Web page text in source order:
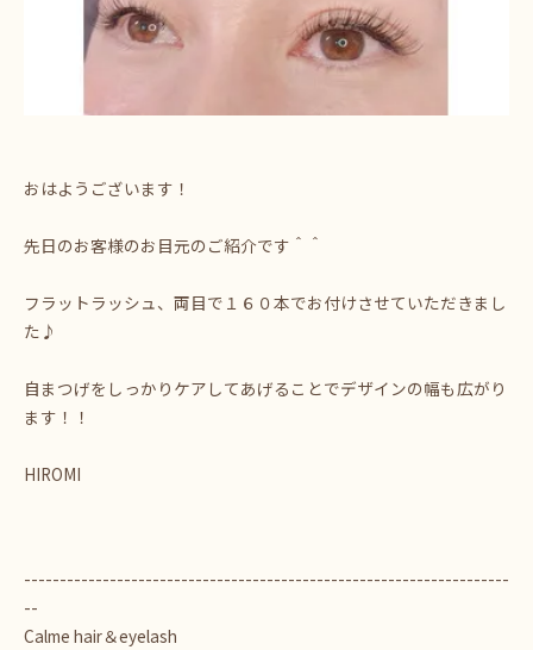
おはようございます！
先日のお客様のお目元のご紹介です＾＾
フラットラッシュ、両目で１６０本でお付けさせていただきまし
た♪
自まつげをしっかりケアしてあげることでデザインの幅も広がり
ます！！
HIROMI
--------------------------------------------------------------------
--
Calme hair＆eyelash